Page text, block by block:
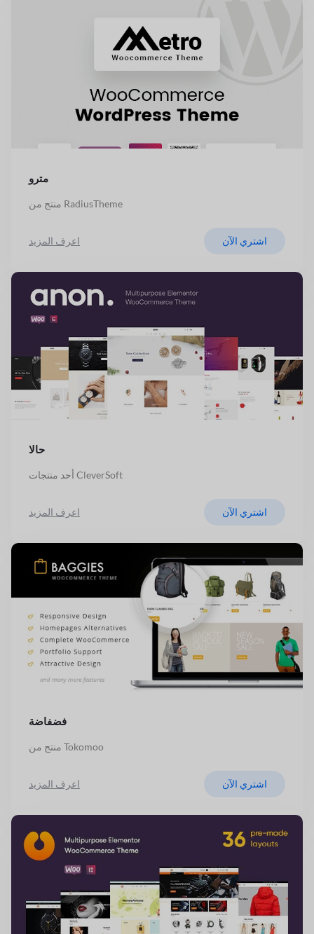
مترو
منتج من RadiusTheme
اعرف المزيد اشتري الآن
حالا
أحد منتجات CleverSoft
اعرف المزيد اشتري الآن
فضفاضة
منتج من Tokomoo
اعرف المزيد اشتري الآن